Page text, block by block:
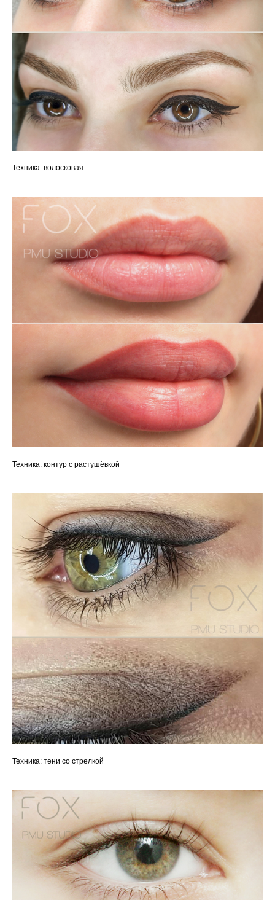
Техника: волосковая
Техника: контур с растушёвкой
Техника: тени со стрелкой